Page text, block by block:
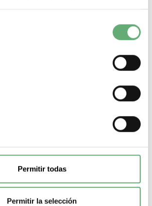
Permitir todas
Permitir la selección
de mínima tensión INRS -
TeSys Fallo
de Schneider...